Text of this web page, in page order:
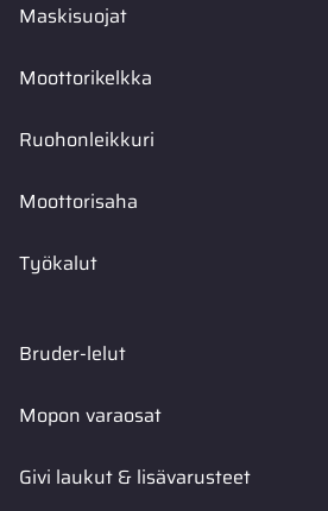
Maskisuojat
Moottorikelkka
Ruohonleikkuri
Moottorisaha
Työkalut
Bruder-lelut
Mopon varaosat
Givi laukut & lisävarusteet